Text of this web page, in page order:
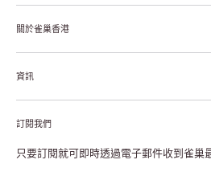
雀巢集團起源於1866年的瑞士，目前是
幸福生活」企業。雀巢的目標是「我們充
關於雀巢香港
關於雀巢香港
雀巢香港創造共享價值
聯絡我們
私隱聲明
註冊NESCAFÉ® Dolce Gusto®咖啡機
資訊
付款及送貨
退貨或更換
常見問題
訂閱我們
只要訂閱就可即時透過電子郵件收到雀巢